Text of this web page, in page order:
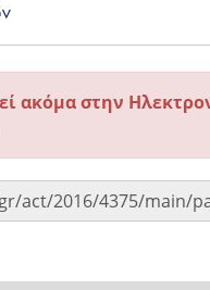
ακόμα στην